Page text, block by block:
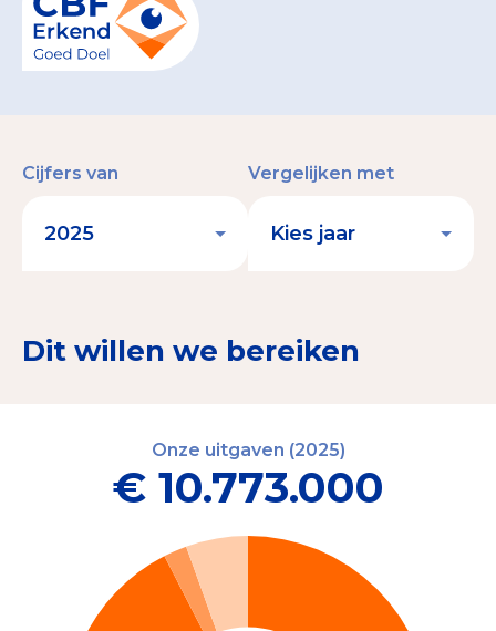
Dit willen we bereiken
Cijfers van Vergelijken met
Onze uitgaven (2025)
€ 10.773.000